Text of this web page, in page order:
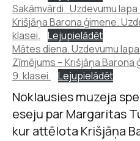
Sakāmvārdi. Uzdevumu lapa
Krišjāņa Barona ģimene.
klasei. Lejupielādēt
Mātes diena. Uzdevumu lapa
Zīmējums – Krišjāņa Barona
9. klasei. Lejupielādēt
Noklausies muzeja
eseju par Margaritas
kur attēlota Krišjāņa